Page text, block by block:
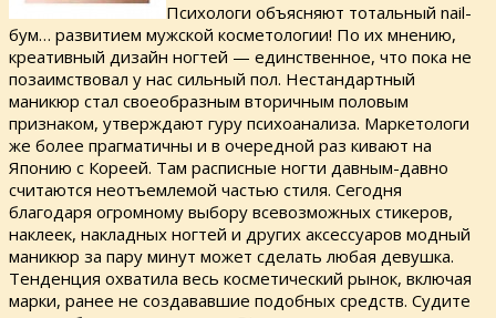
Психологи объясняют тотальный nail-
бум… развитием мужской косметологии! По их мнению,
креативный дизайн ногтей — единственное, что пока не
позаимствовал у нас сильный пол. Нестандартный
маникюр стал своеобразным вторичным половым
признаком, утверждают гуру психоанализа. Маркетологи
же более прагматичны и в очередной раз кивают на
Японию с Кореей. Там расписные ногти давным-давно
считаются неотъемлемой частью стиля. Сегодня
благодаря огромному выбору всевозможных стикеров,
наклеек, накладных ногтей и других аксессуаров модный
маникюр за пару минут может сделать любая девушка.
Тенденция охватила весь косметический рынок, включая
марки, ранее не создававшие подобных средств. Судите